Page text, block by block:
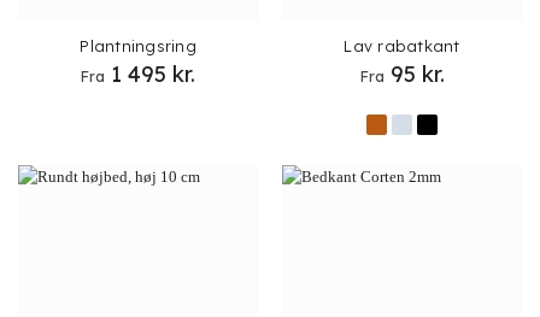
Plantningsring
Fra 1 495 kr.
Lav rabatkant
Fra 95 kr.